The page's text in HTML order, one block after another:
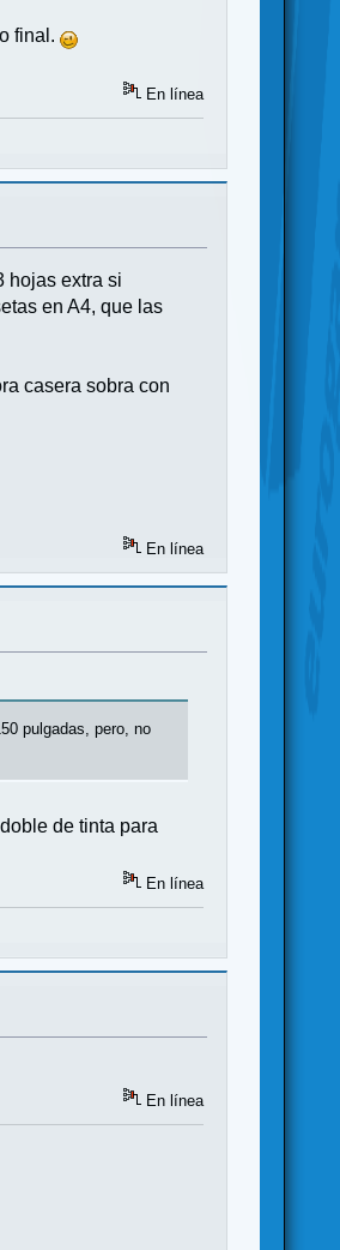
final.
En línea
hojas extra si
en A4, que las
casera sobra con
En línea
pulgadas, pero, no
de tinta para
En línea
En línea